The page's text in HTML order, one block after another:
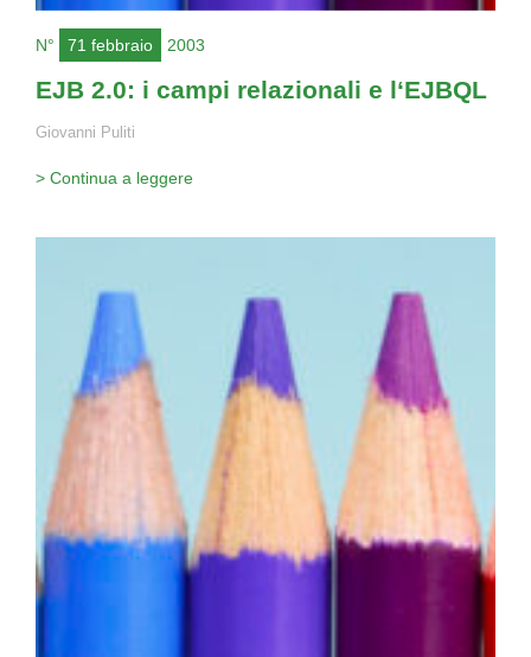
N° 71 febbraio 2003
EJB 2.0: i campi relazionali e l‘EJBQL
Giovanni Puliti
> Continua a leggere